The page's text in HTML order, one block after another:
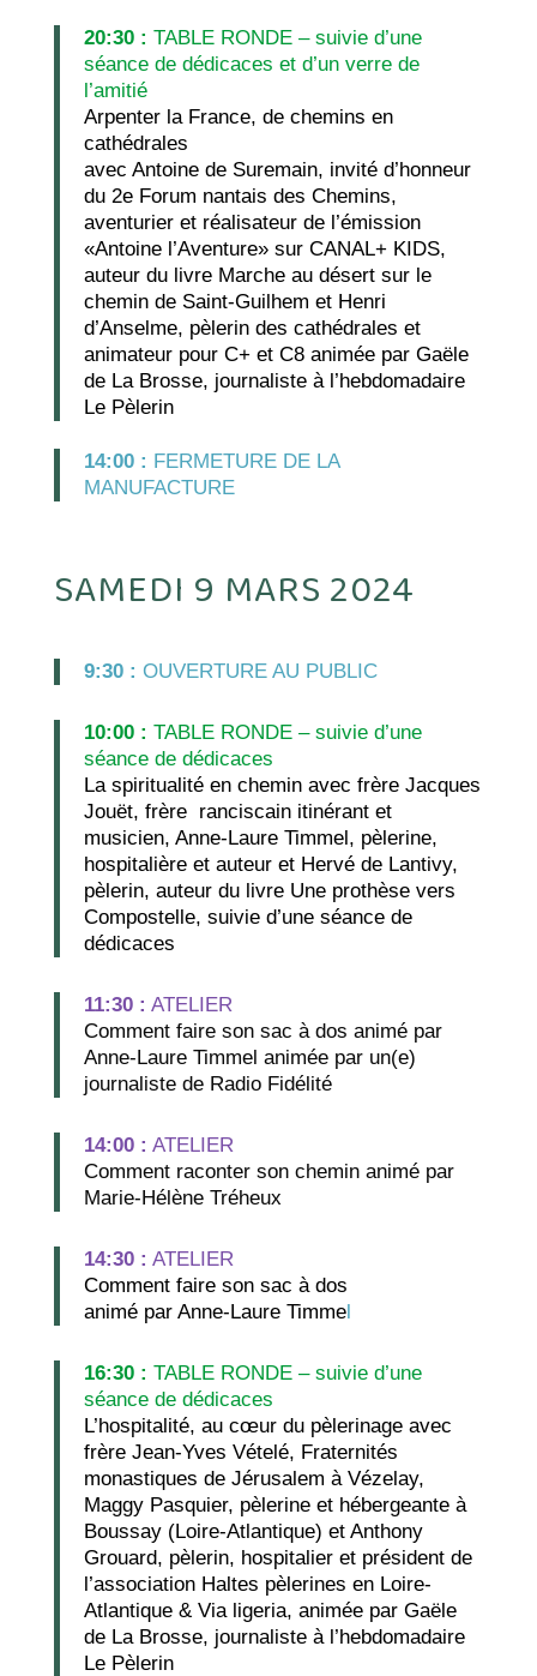
20:30 : TABLE RONDE – suivie d’une
séance de dédicaces et d’un verre de
l’amitié
Arpenter la France, de chemins en
cathédrales
avec Antoine de Suremain, invité d’honneur
du 2e Forum nantais des Chemins,
aventurier et réalisateur de l’émission
«Antoine l’Aventure» sur CANAL+ KIDS,
auteur du livre Marche au désert sur le
chemin de Saint-Guilhem et Henri
d’Anselme, pèlerin des cathédrales et
animateur pour C+ et C8 animée par Gaële
de La Brosse, journaliste à l’hebdomadaire
Le Pèlerin
14:00 : FERMETURE DE LA
MANUFACTURE
SAMEDI 9 MARS 2024
9:30 : OUVERTURE AU PUBLIC
10:00 : TABLE RONDE – suivie d’une
séance de dédicaces
La spiritualité en chemin avec frère Jacques
Jouët, frère ranciscain itinérant et
musicien, Anne-Laure Timmel, pèlerine,
hospitalière et auteur et Hervé de Lantivy,
pèlerin, auteur du livre Une prothèse vers
Compostelle, suivie d’une séance de
dédicaces
11:30 : ATELIER
Comment faire son sac à dos animé par
Anne-Laure Timmel animée par un(e)
journaliste de Radio Fidélité
14:00 : ATELIER
Comment raconter son chemin animé par
Marie-Hélène Tréheux
14:30 : ATELIER
Comment faire son sac à dos
animé par Anne-Laure Timmel
16:30 : TABLE RONDE – suivie d’une
séance de dédicaces
L’hospitalité, au cœur du pèlerinage avec
frère Jean-Yves Vételé, Fraternités
monastiques de Jérusalem à Vézelay,
Maggy Pasquier, pèlerine et hébergeante à
Boussay (Loire-Atlantique) et Anthony
Grouard, pèlerin, hospitalier et président de
l’association Haltes pèlerines en Loire-
Atlantique & Via ligeria, animée par Gaële
de La Brosse, journaliste à l’hebdomadaire
Le Pèlerin